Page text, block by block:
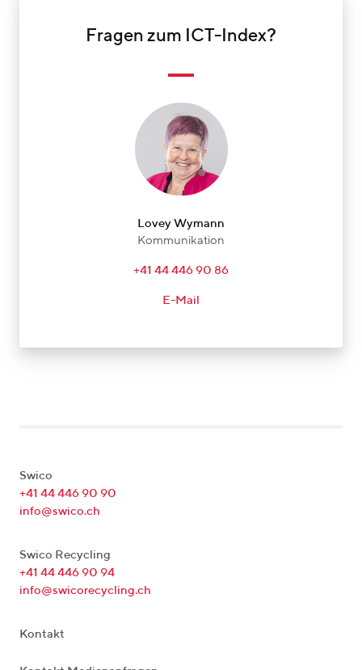
Fragen zum ICT-Index?
Lovey Wymann
Kommunikation
+41 44 446 90 86
E-Mail
Swico
+41 44 446 90 90
info@swico.ch
Swico Recycling
+41 44 446 90 94
info@swicorecycling.ch
Kontakt